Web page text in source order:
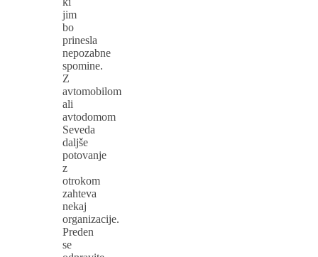
jim
bo
prinesla
nepozabne
spomine.
Z
avtomobilom
ali
avtodomom
Seveda
daljše
potovanje
z
otrokom
zahteva
nekaj
organizacije.
Preden
se